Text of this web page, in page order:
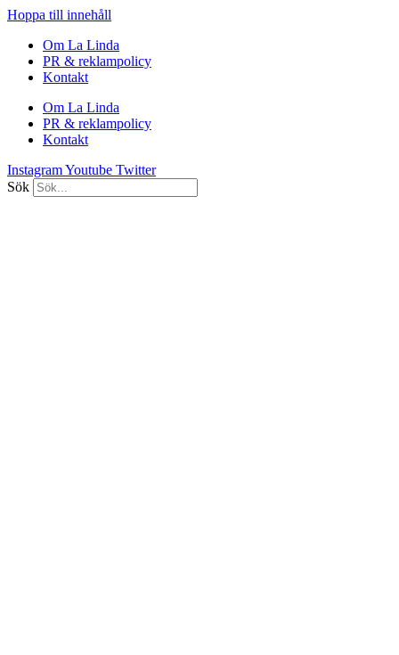
Hoppa till innehåll
Om La Linda
PR & reklampolicy
Kontakt
Om La Linda
PR & reklampolicy
Kontakt
InstagramYoutube Twitter
Sök